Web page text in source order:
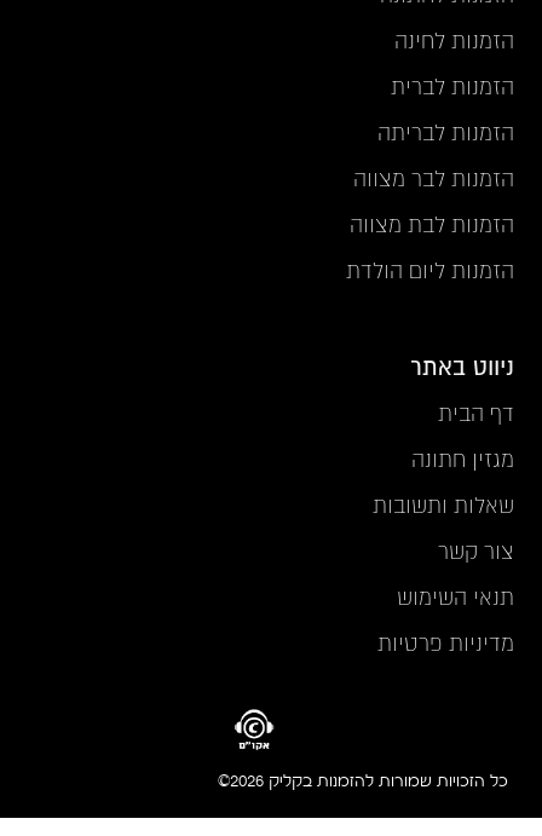
הזמנות לחינה
הזמנות לברית
הזמנות לבריתה
הזמנות לבר מצווה
הזמנות לבת מצווה
הזמנות ליום הולדת
ניווט באתר
דף הבית
מגזין חתונה
שאלות ותשובות
צור קשר
תנאי השימוש
מדיניות פרטיות
כל הזכויות שמורות להזמנות בקליק 2026©